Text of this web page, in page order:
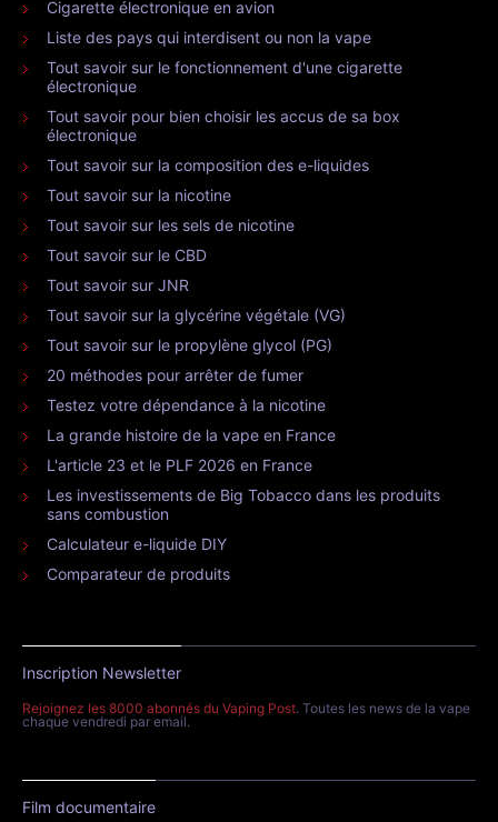
Cigarette électronique en avion
Liste des pays qui interdisent ou non la vape
Tout savoir sur le fonctionnement d'une cigarette
électronique
Tout savoir pour bien choisir les accus de sa box
électronique
Tout savoir sur la composition des e-liquides
Tout savoir sur la nicotine
Tout savoir sur les sels de nicotine
Tout savoir sur le CBD
Tout savoir sur JNR
Tout savoir sur la glycérine végétale (VG)
Tout savoir sur le propylène glycol (PG)
20 méthodes pour arrêter de fumer
Testez votre dépendance à la nicotine
La grande histoire de la vape en France
L'article 23 et le PLF 2026 en France
Les investissements de Big Tobacco dans les produits
sans combustion
Calculateur e-liquide DIY
Comparateur de produits
Inscription Newsletter
Rejoignez les 8000 abonnés du Vaping Post. Toutes les news de la vape
chaque vendredi par email.
Film documentaire